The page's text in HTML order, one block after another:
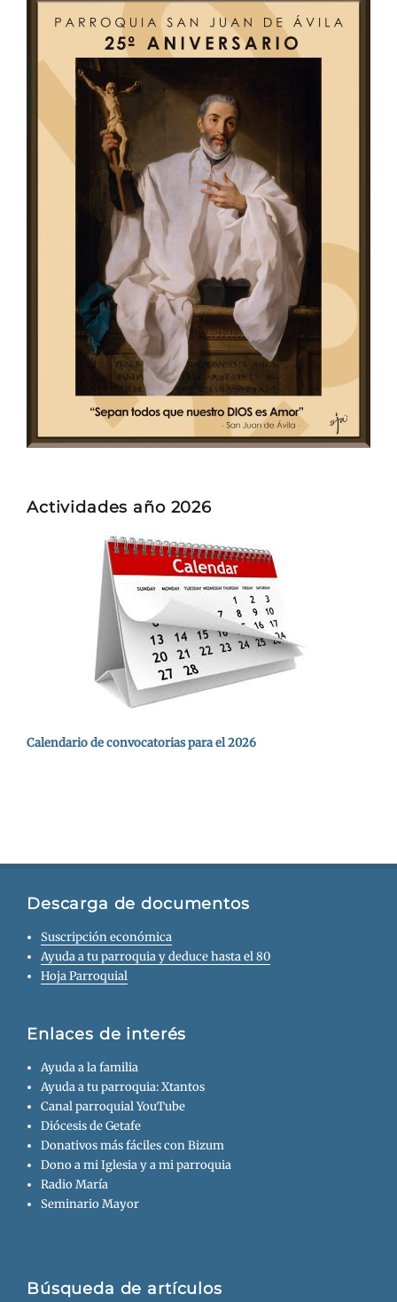
Actividades año 2026
Calendario de convocatorias para el 2026
Descarga de documentos
Suscripción económica
Ayuda a tu parroquia y deduce hasta el 80
Hoja Parroquial
Enlaces de interés
Ayuda a la familia
Ayuda a tu parroquia: Xtantos
Canal parroquial YouTube
Diócesis de Getafe
Donativos más fáciles con Bizum
Dono a mi Iglesia y a mi parroquia
Radio María
Seminario Mayor
Búsqueda de artículos